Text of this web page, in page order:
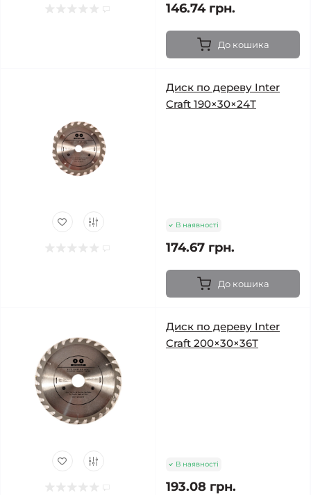
146.74 грн.
До кошика
Диск по дереву Inter
Craft 190×30×24Т
В наявності
174.67 грн.
До кошика
Диск по дереву Inter
Craft 200×30×36Т
В наявності
193.08 грн.